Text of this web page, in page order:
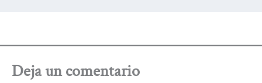
Deja un comentario